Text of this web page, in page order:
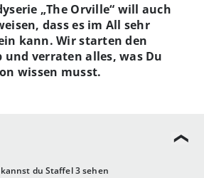
du Staffel 3 sehen
„The Orville“ will auch
dass es im All sehr
kann. Wir starten den
verraten alles, was Du
wissen musst.